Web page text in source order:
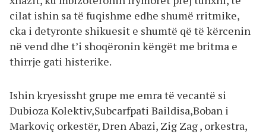
cilat ishin sa të fuqishme edhe shumë rritmike,
cka i detyronte shikuesit e shumtë që të kërcenin
në vend dhe t’i shoqëronin këngët me britma e
thirrje gati histerike.
Ishin kryesissht grupe me emra të vecantë si
Dubioza Kolektiv,Subcarfpati Baildisa,Boban i
Markoviç orkestër, Dren Abazi, Zig Zag , orkestra,